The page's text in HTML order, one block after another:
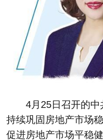
4月25日召开的中
持续巩固房地产市场
促进房地产市场平稳